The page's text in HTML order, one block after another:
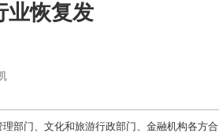
业恢复发
部门、文化和旅游行政部门、金融机构各方合